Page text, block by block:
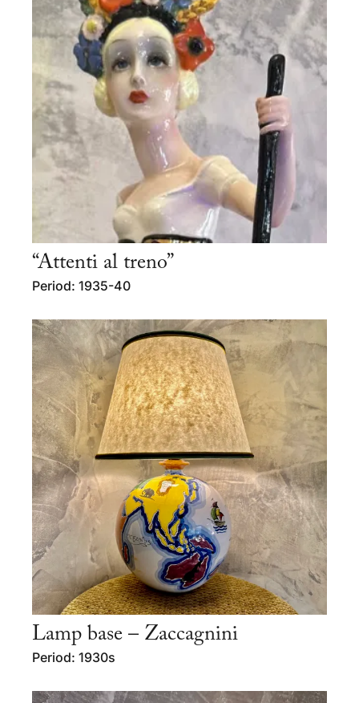
“Attenti al treno”
Period: 1935-40
Lamp base – Zaccagnini
Period: 1930s